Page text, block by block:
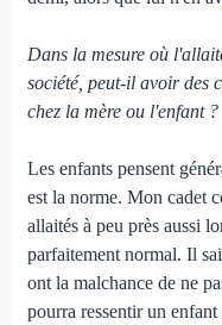
Dans la mesure où
société, peut-il avoir des
chez la mère ou l'enfant ?
Les enfants pensent
est la norme. Mon cadet
allaités à peu près aussi
parfaitement normal. Il
ont la malchance de ne
pourra ressentir un